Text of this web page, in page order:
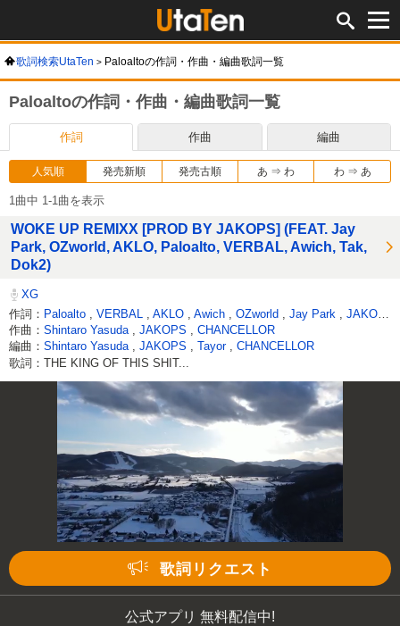
歌詞検索UtaTen Paloaltoの作詞・作曲・編曲歌詞一覧
Paloaltoの作詞・作曲・編曲歌詞一覧
作詞 作曲 編曲
人気順 発売新順 発売古順 あ ⇒ わ わ ⇒ あ
1曲中 1-1曲を表示
WOKE UP REMIXX [PROD BY JAKOPS] (FEAT. Jay
Park, OZworld, AKLO, Paloalto, VERBAL, Awich, Tak,
Dok2)
XG
作詞： Paloalto VERBAL AKLO Awich OZworld Jay Park JAKOPS
作曲： Shintaro Yasuda JAKOPS
CHANCELLOR
編曲： Shintaro Yasuda JAKOPS Tayor CHANCELLOR
歌詞：THE KING OF THIS SHIT...
歌詞リクエスト
公式アプリ 無料配信中!